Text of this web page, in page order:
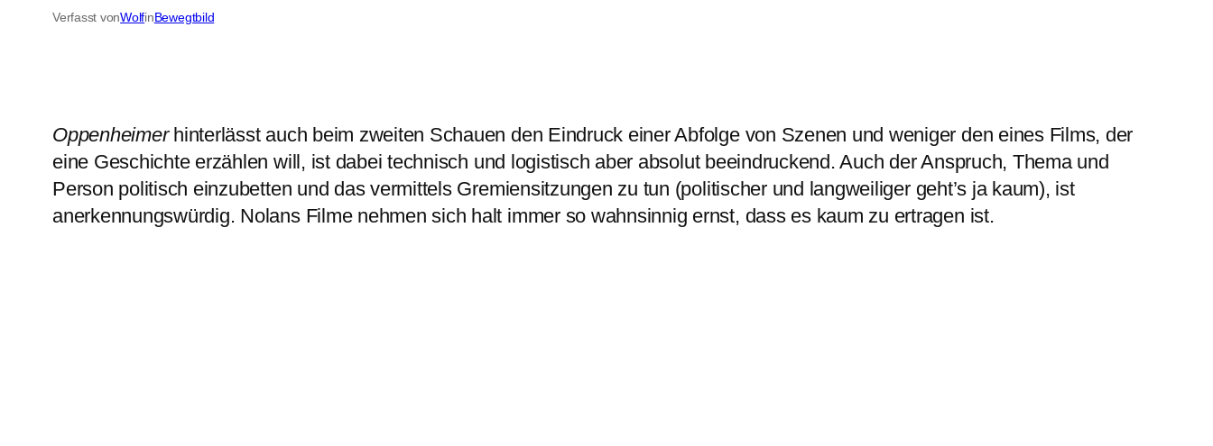
Verfasst vonWolfinBewegtbild
Oppenheimerhinterlässt auch beim zweiten Schauen den Eindruck einer Abfolge von Szenen und weniger den eines Films, der
eine Geschichte erzählen will, ist dabei technisch und logistisch aber absolut beeindruckend. Auch der Anspruch, Thema und
Person politisch einzubetten und das vermittels Gremiensitzungen zu tun (politischer und langweiliger geht’s ja kaum), ist
anerkennungswürdig. Nolans Filme nehmen sich halt immer so wahnsinnig ernst, dass es kaum zu ertragen ist.